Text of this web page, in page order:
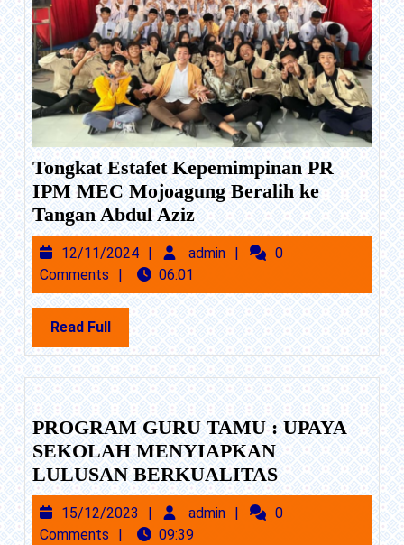
Siswa
Tongkat Estafet Kepemimpinan PR
IPM MEC Mojoagung Beralih ke
Tangan Abdul AzizTongkat
Estafet
Kepemimpinan
IPM
MEC
Mojoagung
Beralih
ke
Tangan
Abdul
Aziz
12/11/2024 12/11/2024
admin admin
0
Comments
06:01
Read FullRead
Full
PROGRAM GURU TAMU : UPAYA
SEKOLAH MENYIAPKAN
LULUSAN BERKUALITASPROGRAM
GURU
TAMU
15/12/2023 15/12/2023
admin admin
0
Comments
09:39